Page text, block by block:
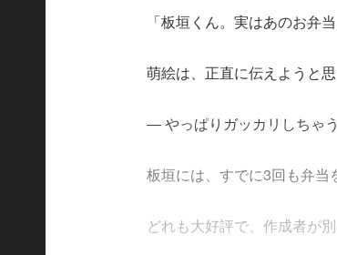
「板垣くん。実はあのお弁
萌絵は、正直に伝えようと
― やっぱりガッカリしちゃ
板垣には、すでに3回も弁当
どれも大好評で、作成者が